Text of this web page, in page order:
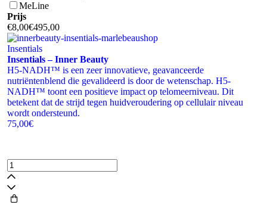
MeLine
Prijs
€8,00€495,00
Insentials
Insentials – Inner Beauty
H5-NADH™ is een zeer innovatieve, geavanceerde
nutriëntenblend die gevalideerd is door de wetenschap. H5-
NADH™ toont een positieve impact op telomeerniveau. Dit
betekent dat de strijd tegen huidveroudering op cellulair niveau
wordt ondersteund.
75,00€
Insentials
-
Inner
Beauty